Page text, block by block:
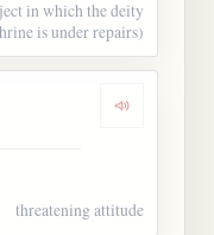
in which the deity
is under repairs)
Dengarkan
threatening attitude